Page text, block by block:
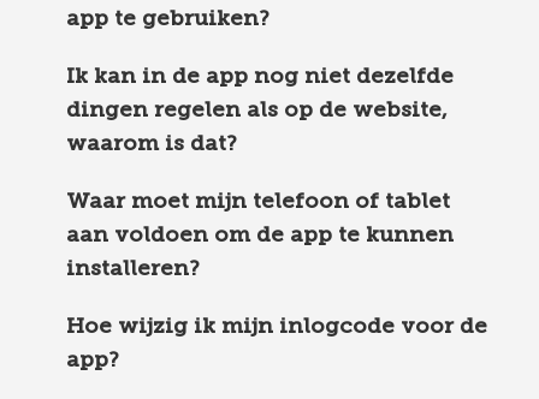
app te gebruiken?
Ik kan in de app nog niet dezelfde
dingen regelen als op de website,
waarom is dat?
Waar moet mijn telefoon of tablet
aan voldoen om de app te kunnen
installeren?
Hoe wijzig ik mijn inlogcode voor de
app?